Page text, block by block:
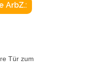
ArbZ.:
Tür zum